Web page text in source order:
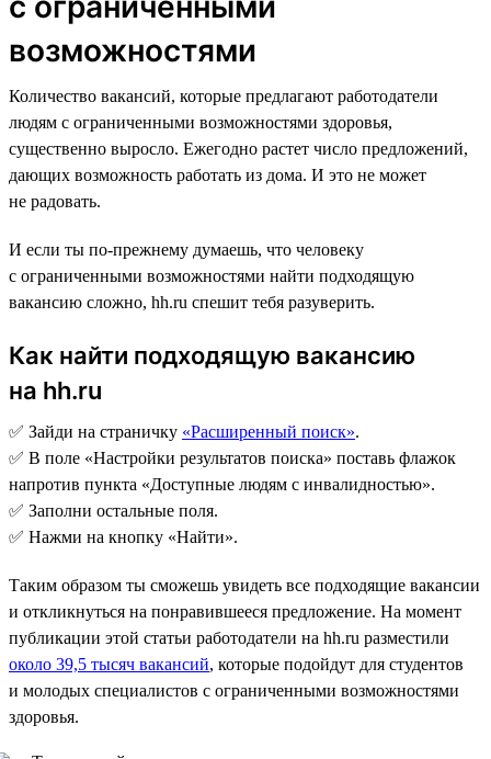
возможностями
Количество вакансий, которые предлагают работодатели
людям с ограниченными возможностями здоровья,
существенно выросло. Ежегодно растет число предложений,
дающих возможность работать из дома. И это не может
не радовать.
И если ты по-прежнему думаешь, что человеку
с ограниченными возможностями найти подходящую
вакансию сложно, hh.ru спешит тебя разуверить.
Как найти подходящую вакансию
на hh.ru
✅ Зайди на страничку «Расширенный поиск».
✅ В поле «Настройки результатов поиска» поставь флажок
напротив пункта «Доступные людям с инвалидностью».
✅ Заполни остальные поля.
✅ Нажми на кнопку «Найти».
Таким образом ты сможешь увидеть все подходящие вакансии
и откликнуться на понравившееся предложение. На момент
публикации этой статьи работодатели на hh.ru разместили
около 39,5 тысяч вакансий, которые подойдут для студентов
и молодых специалистов с ограниченными возможностями
здоровья.